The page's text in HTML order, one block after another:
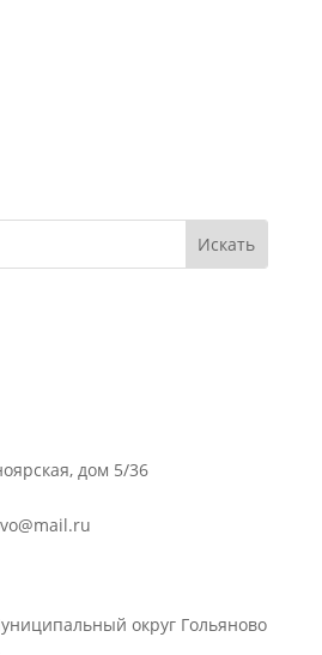
дом 5/36
округ Гольяново